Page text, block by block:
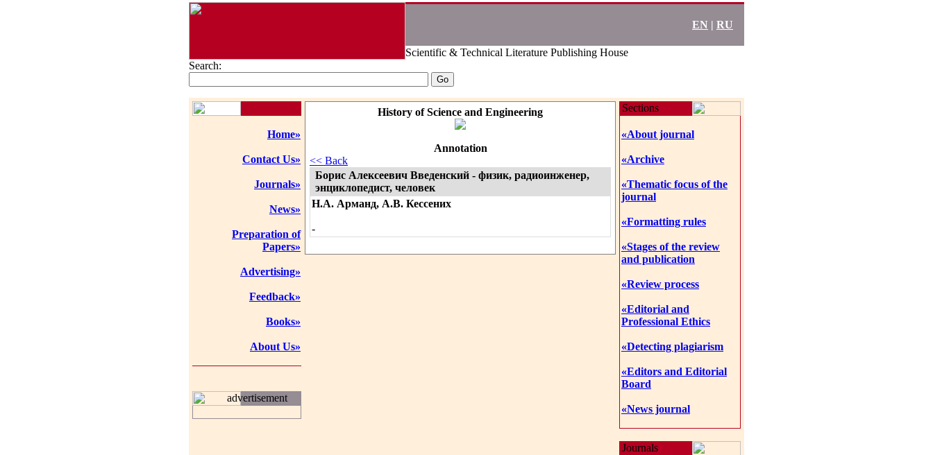
EN | RU
Scientific & Technical Literature Publishing House
Search:
Home»
Contact Us»
Journals»
News»
Preparation of
Papers»
Advertising»
Feedback»
Books»
About Us»
advertisement
History of Science and Engineering
Annotation
<< Back
Борис Алексеевич Введенский - физик, радиоинженер,
энциклопедист, человек
Н.А. Арманд, А.В. Кессених
-
Sections
«About journal
«Archive
«Thematic focus of the
journal
«Formatting rules
«Stages of the review
and publication
«Review process
«Editorial and
Professional Ethics
«Detecting plagiarism
«Editors and Editorial
Board
«News journal
Journals